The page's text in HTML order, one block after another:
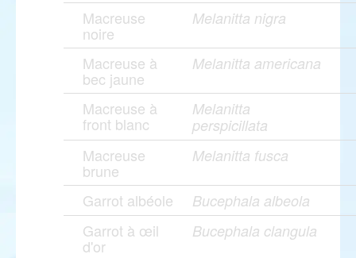
Macreuse
noire
Melanitta nigra
Macreuse à
bec jaune
Melanitta americana
Macreuse à
front blanc
Melanitta
perspicillata
Macreuse
brune
Melanitta fusca
Garrot albéole Bucephala albeola
Garrot à œil
d'or
Bucephala clangula